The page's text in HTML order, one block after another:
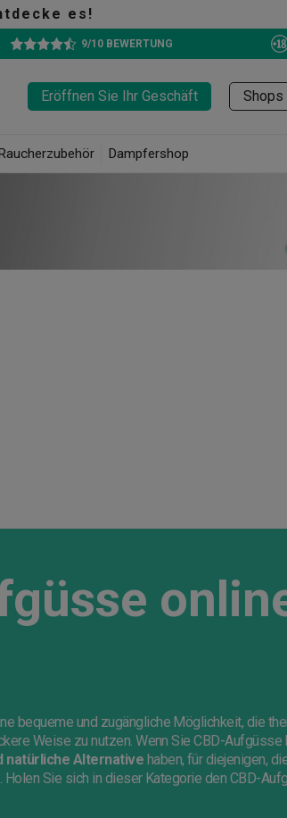
9/10 BEWERTUNG
Eröffnen Sie Ihr Geschäft Shops
Dampfershop
bequeme und zugängliche Möglichkeit, die
Weise zu nutzen. Wenn Sie CBD-Aufgüsse
natürliche Alternative haben, für diejenigen,
Sie sich in dieser Kategorie den CBD-